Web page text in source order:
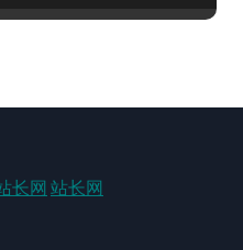
长网 站长网